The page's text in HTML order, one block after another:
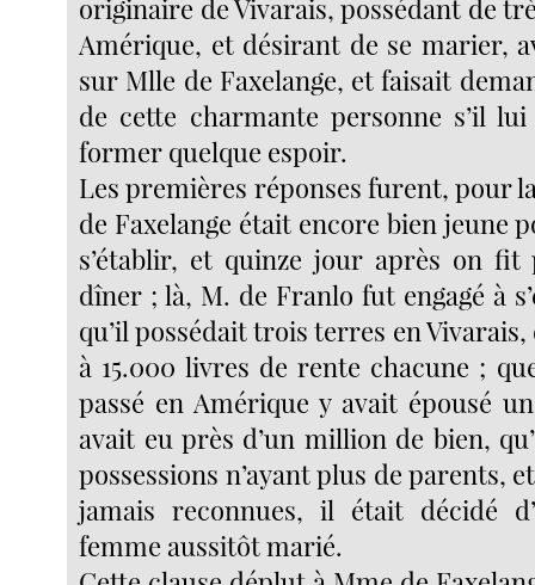
originaire de Vivarais, possédant de
Amérique, et désirant de se marier,
sur Mlle de Faxelange, et faisait
de cette charmante personne s’il
former quelque espoir.
Les premières réponses furent, pour
de Faxelange était encore bien jeune
s’établir, et quinze jour après on
dîner ; là, M. de Franlo fut engagé à
qu’il possédait trois terres en Vivarais,
à 15.000 livres de rente chacune ;
passé en Amérique y avait épousé
avait eu près d’un million de bien,
possessions n’ayant plus de parents,
jamais reconnues, il était décidé
femme aussitôt marié.